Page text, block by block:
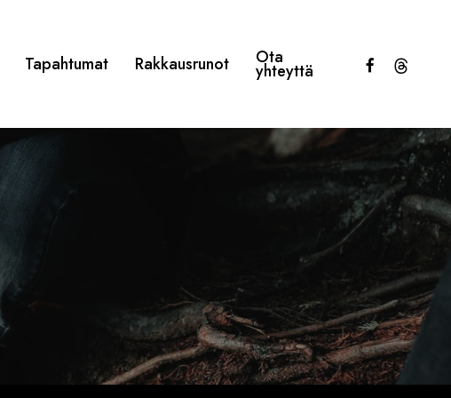
Tapahtumat Rakkausrunot Ota
yhteyttä facebookthreads